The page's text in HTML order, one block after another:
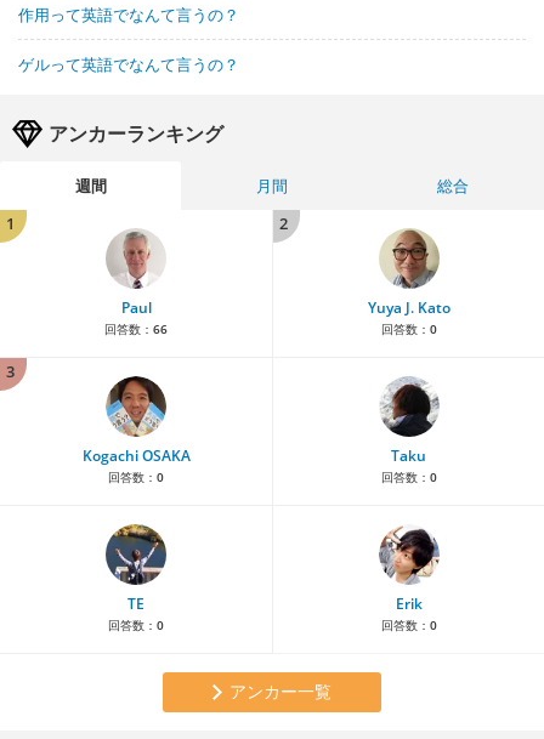
作用って英語でなんて言うの？
ゲルって英語でなんて言うの？
アンカーランキング
週間 月間
総合
1
Paul
回答数： 66
2
Yuya J. Kato
回答数： 0
3
Kogachi OSAKA
回答数： 0
Taku
回答数： 0
TE
回答数： 0
Erik
回答数： 0
アンカー一覧